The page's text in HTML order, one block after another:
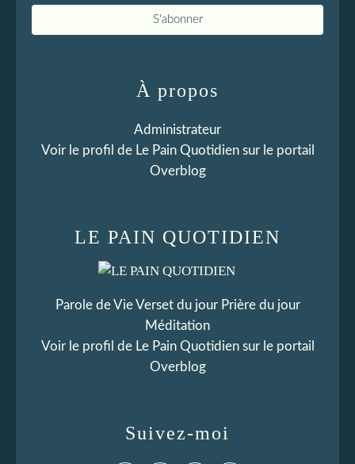
LE PAIN QUOTIDIEN
Parole de Vie Verset du jour Prière du jour
Méditation
Voir le profil de Le Pain Quotidiensur le portail
Overblog
Suivez-moi
À propos
Administrateur
Voir le profil de Le Pain Quotidiensur le portail
Overblog